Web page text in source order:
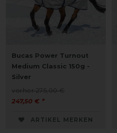
Bucas Power Turnout
Medium Classic 150g -
Silver
vorher 275,00 €
247,50 € *
ARTIKEL MERKEN